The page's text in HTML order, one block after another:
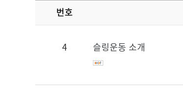
번호
4 슬링운동 소개